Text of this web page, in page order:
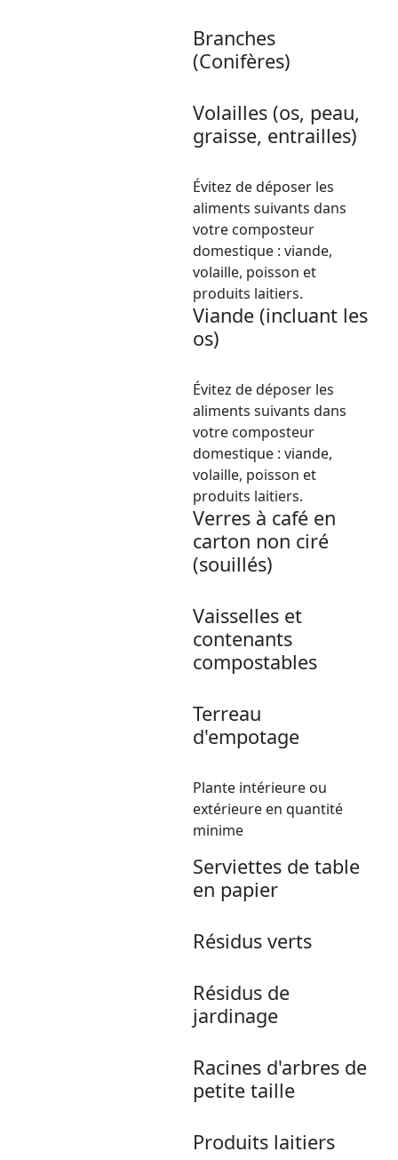
Branches
(Conifères)
Volailles (os, peau,
graisse, entrailles)
Évitez de déposer les
aliments suivants dans
votre composteur
domestique : viande,
volaille, poisson et
produits laitiers.
Viande (incluant les
os)
Évitez de déposer les
aliments suivants dans
votre composteur
domestique : viande,
volaille, poisson et
produits laitiers.
Verres à café en
carton non ciré
(souillés)
Vaisselles et
contenants
compostables
Terreau
d'empotage
Plante intérieure ou
extérieure en quantité
minime
Serviettes de table
en papier
Résidus verts
Résidus de
jardinage
Racines d'arbres de
petite taille
Produits laitiers